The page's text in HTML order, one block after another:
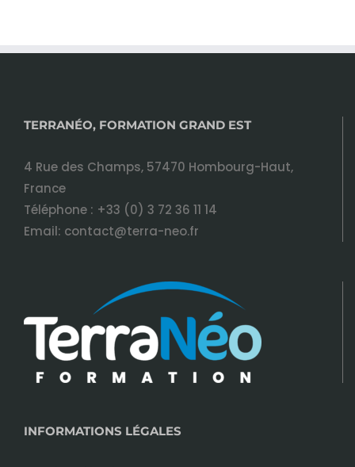
France
Téléphone :
Email:contact@terra-neo.fr